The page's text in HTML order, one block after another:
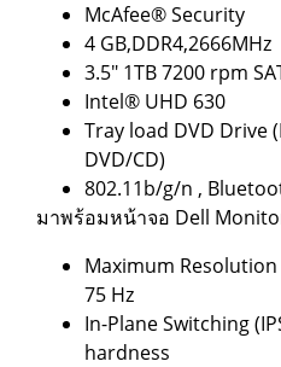
McAfee® Security
4 GB,DDR4,2666MHz
3.5" 1TB 7200 rpm
Intel® UHD 630
Tray load DVD Drive
DVD/CD)
802.11b/g/n ,
มาพร้อมหน้าจอ Dell
Maximum Resolution
75 Hz
In-Plane Switching
hardness